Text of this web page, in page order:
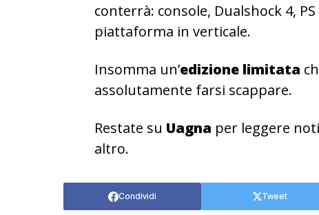
conterrà: console, Dualshock 4,
piattaforma in verticale.
Insomma un’edizione limitata
assolutamente farsi scappare.
Restate su Uagna per leggere
altro.
Condividi Tweet